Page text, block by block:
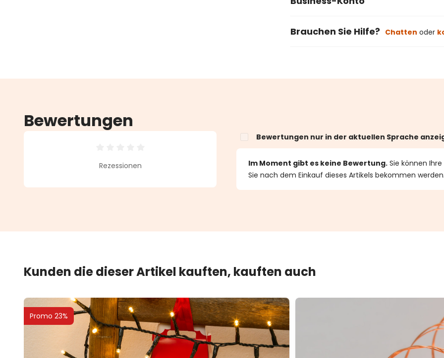
Brauchen Sie Hilfe? Chatten oder
Bewertungen
Durchschnittliche Bewertung von 0 von 5 Sternen
Rezessionen
Bewertungen nur in der aktuellen Sprache
Im Moment gibt es keine Bewertung. Sie können
Sie nach dem Einkauf dieses Artikels bekommen werden.
Kunden die dieser Artikel kauften, kauften auch
Promo 23%